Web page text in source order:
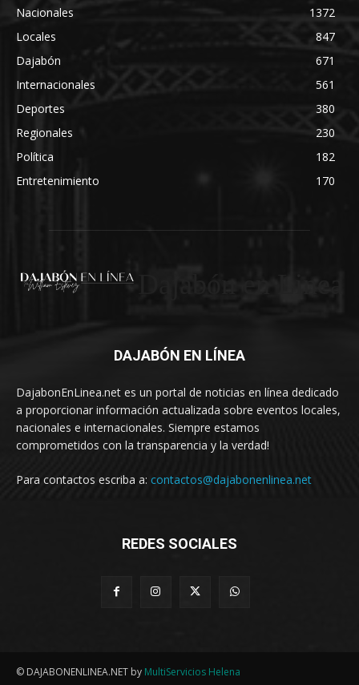
Nacionales
1372
Locales
847
Dajabón
671
Internacionales
561
Deportes
380
Regionales
230
Política
182
Entretenimiento
170
DAJABÓN EN LÍNEA
DajabonEnLinea.net es un portal de noticias en línea dedicado
a proporcionar información actualizada sobre eventos locales,
nacionales e internacionales. Siempre estamos
comprometidos con la transparencia y la verdad!
Para contactos escriba a: contactos@dajabonenlinea.net
REDES SOCIALES
© DAJABONENLINEA.NET by MultiServicios Helena